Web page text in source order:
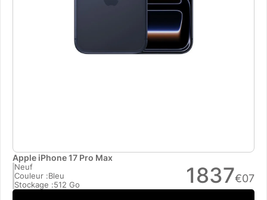
Apple iPhone 17 Pro Max
Neuf
Couleur :Bleu
Stockage :512 Go 1837€07